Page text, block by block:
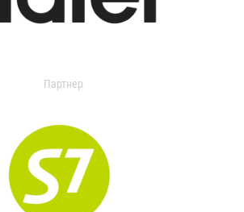
Партнер